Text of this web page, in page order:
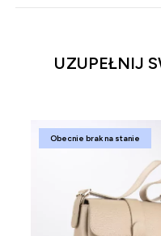
UZUPEŁNIJ
Obecnie brak na stanie